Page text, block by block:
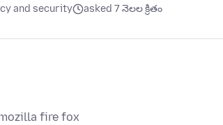
and security asked 7 నెలల క్రితం
fire fox